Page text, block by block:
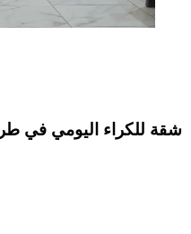
شقة للكراء اليومي في